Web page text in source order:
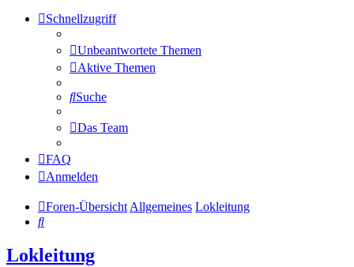
Schnellzugriff
Unbeantwortete Themen
Aktive Themen
Suche
Das Team
FAQ
Anmelden
Foren-ÜbersichtAllgemeines Lokleitung
Suche
Lokleitung